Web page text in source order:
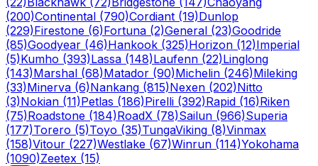
(200)Continental (790)Cordiant (19)Dunlop
(229)Firestone (6)Fortuna (2)General (23)Goodride
(85)Goodyear (46)Hankook (325)Horizon (12)Imperial
(5)Kumho (393)Lassa (148)Laufenn (22)Linglong
(143)Marshal (68)Matador (90)Michelin (246)Mileking
(33)Minerva (6)Nankang (815)Nexen (202)Nitto
(3)Nokian (11)Petlas (186)Pirelli (392)Rapid (16)Riken
(75)Roadstone (184)RoadX (78)Sailun (966)Superia
(177)Torero (5)Toyo (35)TungaViking (8)Vinmax
(158)Vitour (227)Westlake (67)Winrun (114)Yokohama
(1090)Zeetex (15)